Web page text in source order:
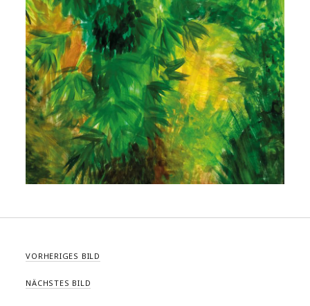
VORHERIGES BILD
NÄCHSTES BILD